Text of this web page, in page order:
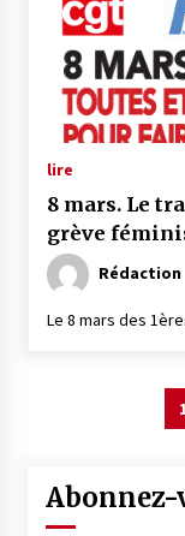
lire
8 mars. Le
grève
Rédaction
Le 8 mars des
publications
Abonnez-